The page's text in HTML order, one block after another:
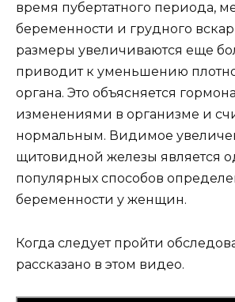
время пубертатного периода,
беременности и грудного
размеры увеличиваются еще
приводит к уменьшению
органа. Это объясняется
изменениями в организме и
нормальным. Видимое
щитовидной железы является
популярных способов
беременности у женщин.
Когда следует пройти
рассказано в этом видео.